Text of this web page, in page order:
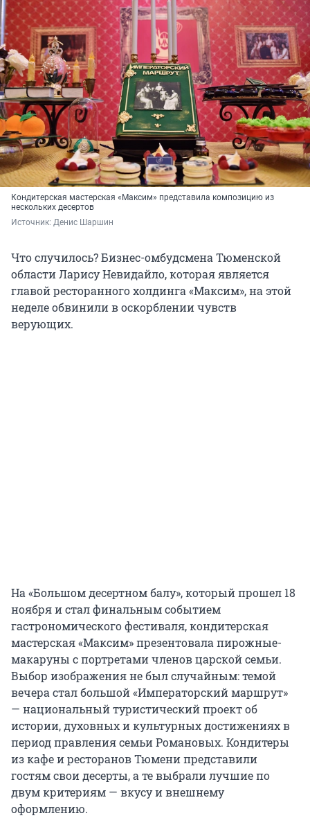
Кондитерская мастерская «Максим» представила композицию из
нескольких десертов
Источник: Денис Шаршин
Что случилось? Бизнес-омбудсмена Тюменской
области Ларису Невидайло, которая является
главой ресторанного холдинга «Максим», на этой
неделе обвинили в оскорблении чувств
верующих.
На «Большом десертном балу», который прошел 18
ноября и стал финальным событием
гастрономического фестиваля, кондитерская
мастерская «Максим» презентовала пирожные-
макаруны с портретами членов царской семьи.
Выбор изображения не был случайным: темой
вечера стал большой «Императорский маршрут»
— национальный туристический проект об
истории, духовных и культурных достижениях в
период правления семьи Романовых. Кондитеры
из кафе и ресторанов Тюмени представили
гостям свои десерты, а те выбрали лучшие по
двум критериям — вкусу и внешнему
оформлению.